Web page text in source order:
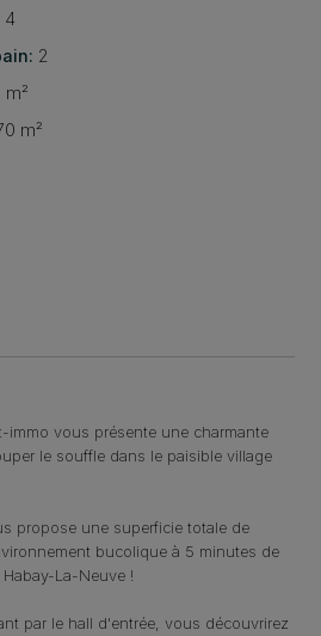
4
2
m²
m²
immo vous présente une charmante
le souffle dans le paisible village
propose une superficie totale de
bucolique à 5 minutes de
La-Neuve !
par le hall d'entrée, vous découvrirez